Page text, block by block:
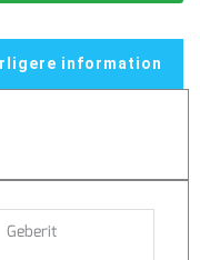
information
Geberit